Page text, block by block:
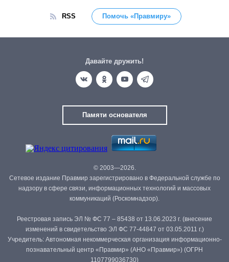
RSS Помочь «Правмиру»
Давайте дружить!
Памяти основателя
© 2003—2026.
Сетевое издание Правмир зарегистрировано в Федеральной службе по
надзору в сфере связи, информационных технологий и массовых
коммуникаций (Роскомнадзор).
Реестровая запись ЭЛ № ФС 77 – 85438 от 13.06.2023 г. (внесение
изменений в свидетельство ЭЛ ФС 77-44847 от 03.05.2011 г.)
Учредитель: Автономная некоммерческая организация информационно-
познавательный центр «Правмир» (АНО «Правмир») (ОГРН
1107799036730)